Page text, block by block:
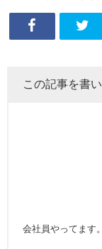
この記事を書い
会社員やってます